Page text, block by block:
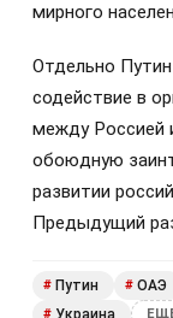
мирного
Отдельно
содействие в
между Россией
обоюдную
развитии
Предыдущий
# Путин # ОАЭ
# Украина